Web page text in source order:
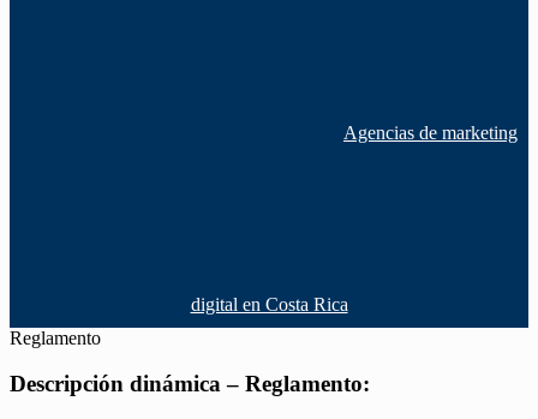
Agencias de marketing
digital en Costa Rica
Reglamento
Descripción dinámica – Reglamento: